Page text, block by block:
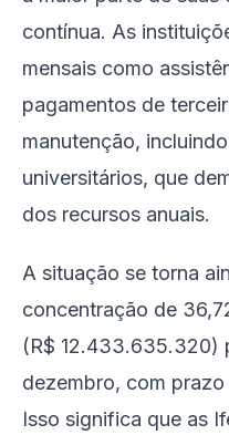
contínua. As
mensais como
pagamentos de
manutenção,
universitários, que
dos recursos anuais.
A situação se torna
concentração de
(R$ 12.433.635.320)
dezembro, com
Isso significa que as